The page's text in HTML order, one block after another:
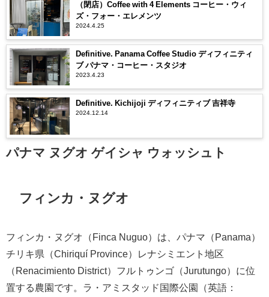
（閉店）Coffee with 4 Elements コーヒー・ウィ
ズ・フォー・エレメンツ
2024.4.25
Definitive. Panama Coffee Studio ディフィニティ
ブ パナマ・コーヒー・スタジオ
2023.4.23
Definitive. Kichijoji ディフィニティブ 吉祥寺
2024.12.14
パナマ ヌグオ ゲイシャ ウォッシュト
フィンカ・ヌグオ
フィンカ・ヌグオ（Finca Nuguo）は、パナマ（Panama）
チリキ県（Chiriquí Province）レナシミエント地区
（Renacimiento District）フルトゥンゴ（Jurutungo）に位
置する農園です。ラ・アミスタッド国際公園（英語：